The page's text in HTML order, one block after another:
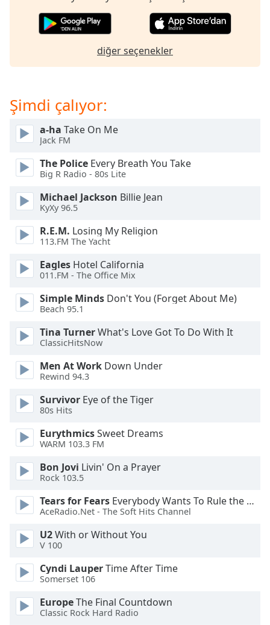
cancel
close
the
window.
Color
Opacity
Background
Color
Opacity
Caption
Area
Background
Color
Opacity
Font
Edge
Style
Font
Family
Reset
Done
diğer seçenekler
Şimdi çalıyor:
a-ha Take On Me
Jack FM
The Police Every Breath You Take
Big R Radio - 80s Lite
Michael Jackson Billie Jean
KyXy 96.5
R.E.M. Losing My Religion
113.FM The Yacht
Eagles Hotel California
011.FM - The Office Mix
Simple Minds Don't You (Forget About Me)
Beach 95.1
Tina TurnerWhat's Love Got To Do With It
ClassicHitsNow
Men At Work Down Under
Rewind 94.3
Survivor Eye of the Tiger
80s Hits
EurythmicsSweet Dreams
WARM 103.3 FM
Bon Jovi Livin' On a Prayer
Rock 103.5
Tears for Fears Everybody Wants To Rule the World
AceRadio.Net - The Soft Hits Channel
U2With or Without You
V 100
Cyndi LauperTime After Time
Somerset 106
EuropeThe Final Countdown
Classic Rock Hard Radio